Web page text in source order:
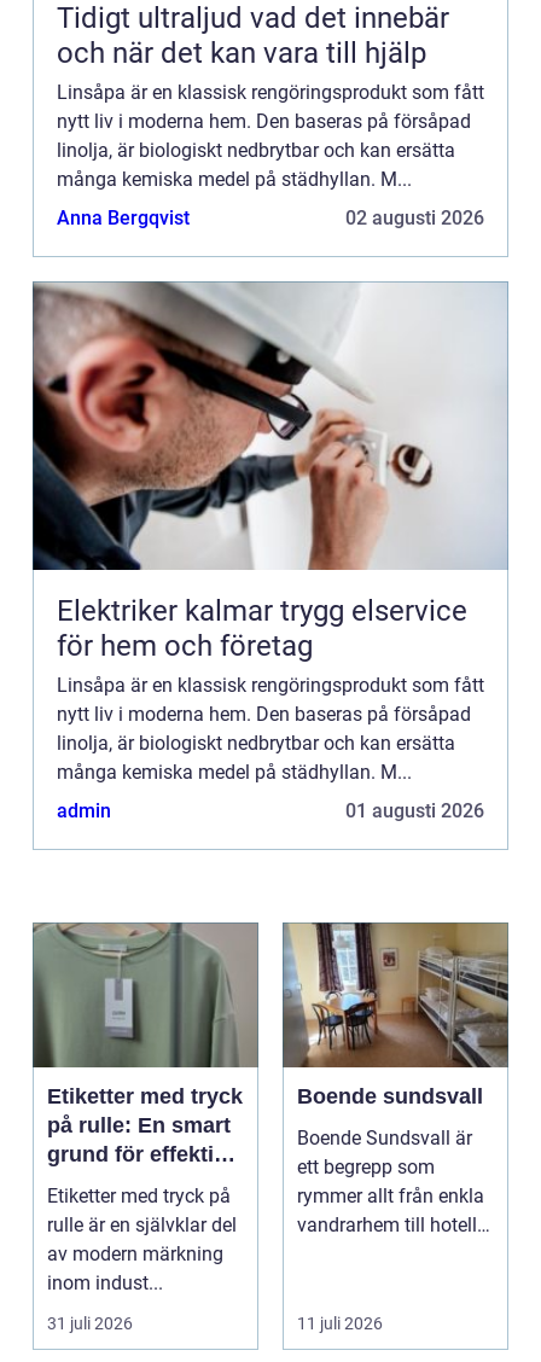
Tidigt ultraljud vad det innebär
och när det kan vara till hjälp
Linsåpa är en klassisk rengöringsprodukt som fått
nytt liv i moderna hem. Den baseras på försåpad
linolja, är biologiskt nedbrytbar och kan ersätta
många kemiska medel på städhyllan. M...
Anna Bergqvist
02 augusti 2026
Elektriker kalmar trygg elservice
för hem och företag
Linsåpa är en klassisk rengöringsprodukt som fått
nytt liv i moderna hem. Den baseras på försåpad
linolja, är biologiskt nedbrytbar och kan ersätta
många kemiska medel på städhyllan. M...
admin
01 augusti 2026
Etiketter med tryck
på rulle: En smart
grund för effektiv
märkning
Etiketter med tryck på
rulle är en självklar del
av modern märkning
inom indust...
31 juli 2026
Boende sundsvall
Boende Sundsvall är
ett begrepp som
rymmer allt från enkla
vandrarhem till hotell
11 juli 2026